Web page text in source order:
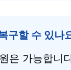
구할 수 있나
은 가능합니